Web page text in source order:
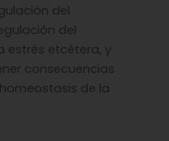
del
del
estrés etcétera, y
consecuencias
de la